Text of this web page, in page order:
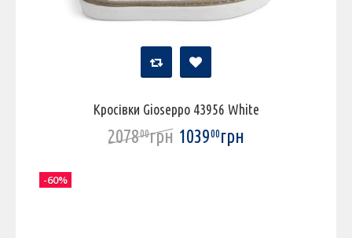
Кросівки Gioseppo 43956 White
207800грн 103900грн
-60%